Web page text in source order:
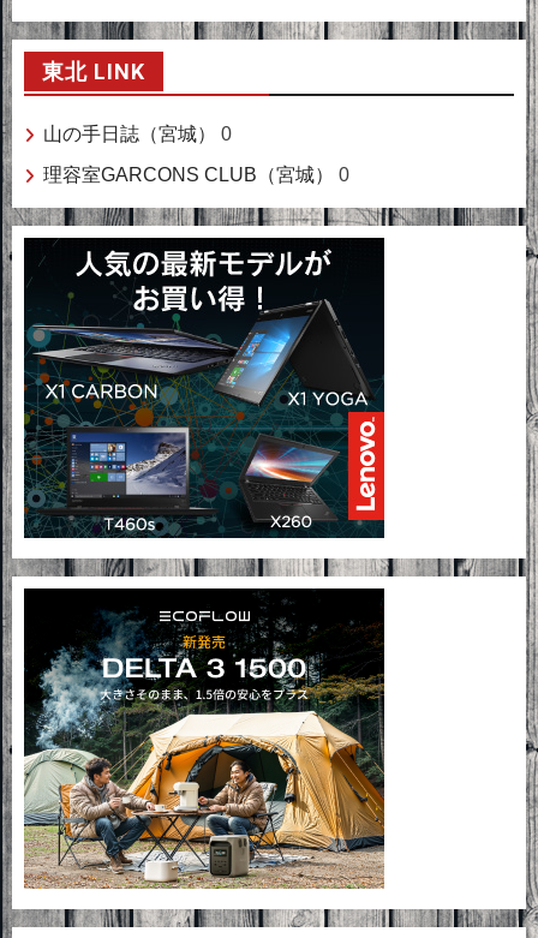
東北 LINK
山の手日誌（宮城）
0
理容室GARCONS CLUB（宮城）
0